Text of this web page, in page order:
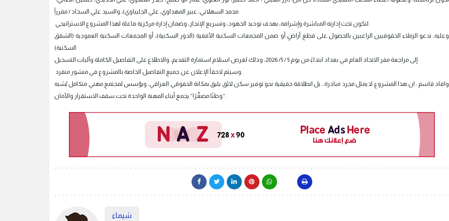
لتكون تحت إدارته المباشرة وإشرافه، بهدف توحيد الجهود، وتسريع الإنجاز، وضمان إدارة مركزية فاعلة لهذا المشروع الاستراتيجي.
وعليه، ندعو الزملاء الحقوقيين الراغبين بالحصول على قطع أراضٍ أو ضمن المجمعات السكنية الأفقية (الدور السكنية)، أو المجمعات السكنية العمودية (الشقق
السكنية)
إلى مراجعة مقر الاتحاد العام في بغداد ابتداءً من يوم 5 / 5/ 2026، وذلك لغرض استلام استمارة التقديم، والاطلاع على التفاصيل الكاملة وآليات التسجيل.
وسيتم لاحقاً الإعلان عن جميع التفاصيل الخاصة بالمشروع في منشور منفرد.
وافاد قاسم : ان هذا المشروع لا يمثل مجرد مبادرة… بل انطلاقة حقيقية نحو توفير سكن لائق يليق بمكانة الحقوقي العراقي، ويؤسس لمجتمع مهني متكامل يُشبه
“وطنًا مصغّرًا” يجمع أبناء المهنة الواحدة تحت سقف الاستقرار والأمان.
شيماء